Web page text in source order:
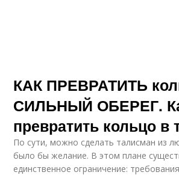
КАК ПРЕВРАТИТЬ
СИЛЬНЫЙ ОБЕРЕГ.
превратить кольцо в
По сути, можно сделать талисман из
было бы желание. В этом плане
единственное ограничение: